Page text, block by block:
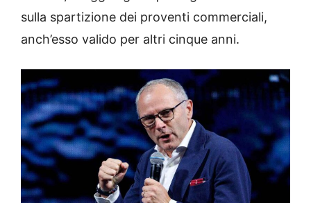
sulla spartizione dei proventi commerciali,
anch’esso valido per altri cinque anni.